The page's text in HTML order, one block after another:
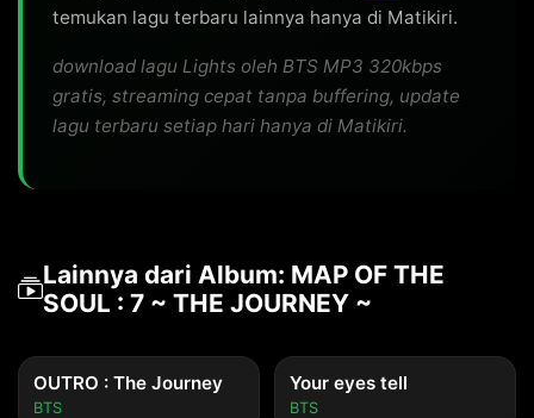
temukan lagu terbaru lainnya hanya di Matikiri.
download lagu Lights oleh BTS MP3 320kbps
gratis, streaming cepat tanpa buffering, update
lagu terbaru setiap hari hanya di Matikiri.
Lainnya dari Album: MAP OF THE
SOUL : 7 ~ THE JOURNEY ~
OUTRO : The Journey
BTS
Your eyes tell
BTS